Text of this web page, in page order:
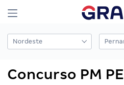
Concurso PM PE